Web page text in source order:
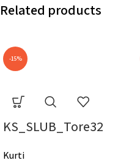
Related products
-15%
KS_SLUB_Tore32
Kurti